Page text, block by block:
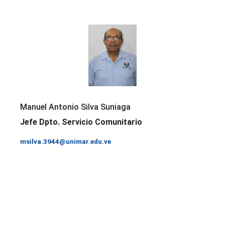
Manuel Antonio Silva Suniaga
Jefe Dpto. Servicio Comunitario
msilva.3944@unimar.edu.ve